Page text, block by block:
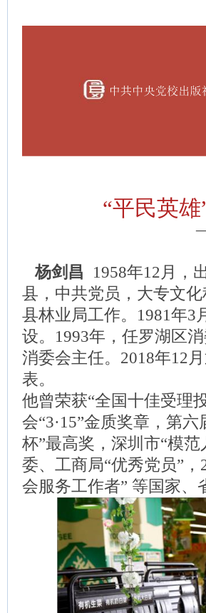
“平民英
杨剑昌 1958年12月，
县，中共党员，大专文
县林业局工作。1981年3
设。1993年，任罗湖区
消委会主任。2018年12
表。
他曾荣获“全国十佳受理
会“3·15”金质奖章，第
杯”最高奖，深圳市“模
委、工商局“优秀党员”
会服务工作者” 等国家、